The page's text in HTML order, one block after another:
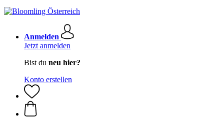
Anmelden
Jetzt anmelden
Bist du neu hier?
Konto erstellen